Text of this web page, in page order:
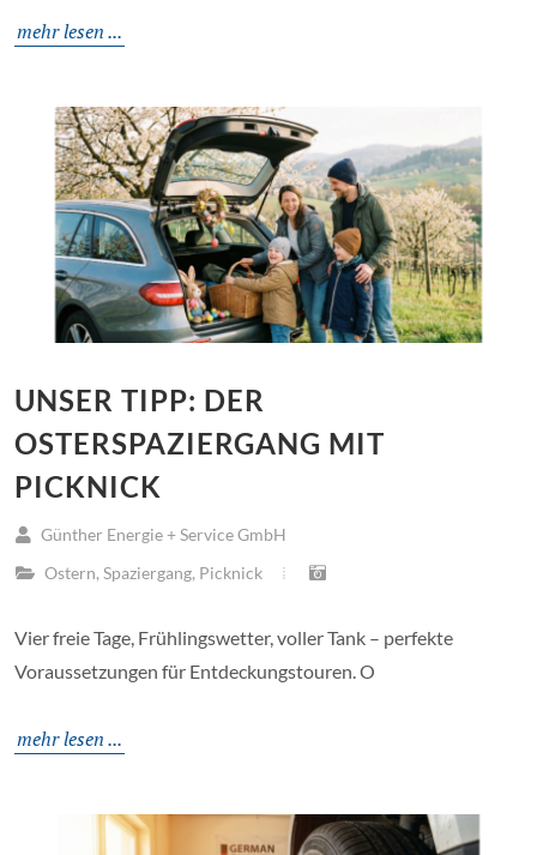
mehr lesen ...
UNSER TIPP: DER
OSTERSPAZIERGANG MIT
PICKNICK
Günther Energie + Service GmbH
Ostern, Spaziergang, Picknick
Vier freie Tage, Frühlingswetter, voller Tank – perfekte
Voraussetzungen für Entdeckungstouren. O
mehr lesen ...